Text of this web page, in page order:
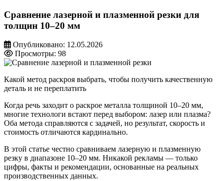
Сравнение лазерной и плазменной резки для
толщин 10–20 мм
Опубликовано: 12.05.2026
Просмотры: 98
Какой метод раскроя выбрать, чтобы получить качественную
деталь и не переплатить
Когда речь заходит о раскрое металла толщиной 10–20 мм,
многие технологи встают перед выбором: лазер или плазма?
Оба метода справляются с задачей, но результат, скорость и
стоимость отличаются кардинально.
В этой статье честно сравниваем лазерную и плазменную
резку в диапазоне 10–20 мм. Никакой рекламы — только
цифры, факты и рекомендации, основанные на реальных
производственных данных.